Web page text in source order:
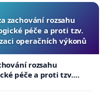
zachování rozsahu
péče a proti tzv.
operačních výkonů
rozsahu
péče a proti tzv.
operačních výkonů